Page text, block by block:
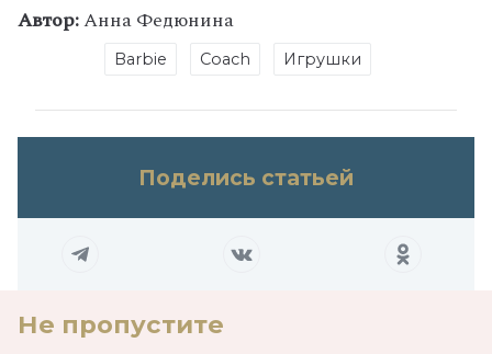
Автор:Анна Федюнина
Barbie Coach Игрушки
Поделись статьей
Не пропустите